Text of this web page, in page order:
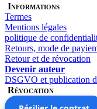
Informations
Termes
Mentions légales
politique de
Retours, mode de
Retour et de révocation
Devenir auteur
DSGVO et publication
Révocation